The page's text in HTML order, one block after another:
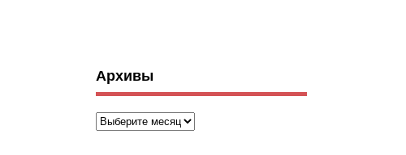
Архивы
Архивы